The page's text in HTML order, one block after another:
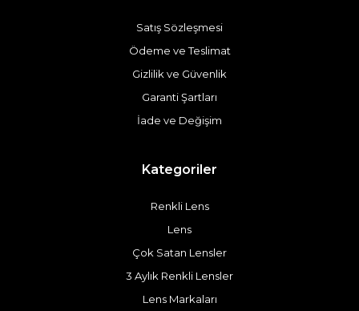
Satış Sözleşmesi
Ödeme ve Teslimat
Gizlilik ve Güvenlik
Garanti Şartları
İade ve Değişim
Kategoriler
Renkli Lens
Lens
Çok Satan Lensler
3 Aylık Renkli Lensler
Lens Markaları